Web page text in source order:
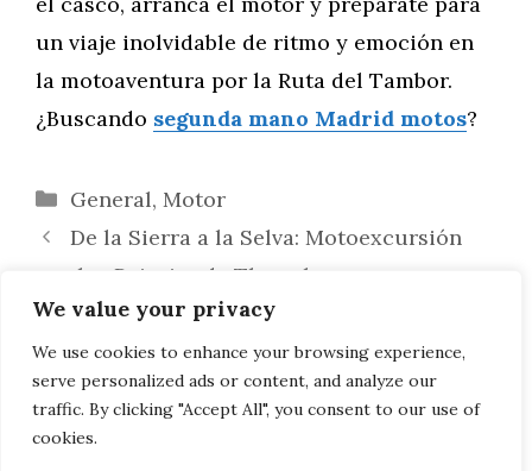
We value your privacy
We use cookies to enhance your browsing experience,
serve personalized ads or content, and analyze our
traffic. By clicking "Accept All", you consent to our use of
cookies.
un viaje inolvidable de ritmo y emoción en
la motoaventura por la Ruta del Tambor.
¿Buscando segunda mano Madrid motos?
Categorías
General, Motor
De la Sierra a la Selva: Motoexcursión
por los Paisajes de Tlaxcala
Ruta del Vino en Moto: Descubriendo las
Bodegas y Viñedos de México en una
Motoaventura